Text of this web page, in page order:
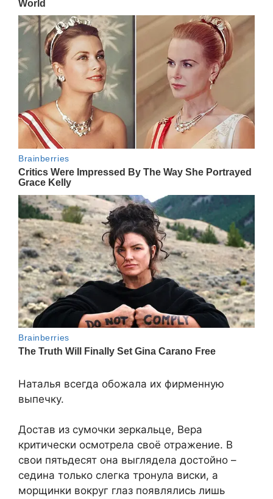
Наталья всегда обожала их фирменную
выпечку.
Достав из сумочки зеркальце, Вера
критически осмотрела своё отражение. В
свои пятьдесят она выглядела достойно –
седина только слегка тронула виски, а
морщинки вокруг глаз появлялись лишь